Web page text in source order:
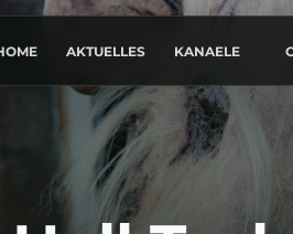
AKTUELLES KANAELE